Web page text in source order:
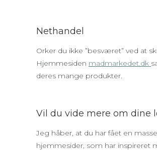
Nethandel
Orker du ikke ”besværet” ved at
Hjemmesiden madmarkedet.dk
deres mange produkter.
Vil du vide mere om dine
Jeg håber, at du har fået en
hjemmesider, som har inspireret